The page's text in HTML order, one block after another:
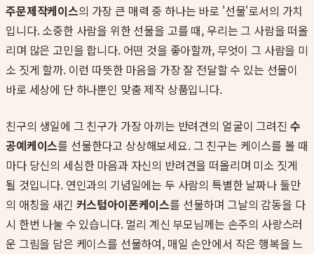
주문제작케이스의 가장 큰 매력 중 하나는 바로 '선물'로서의 가치
입니다. 소중한 사람을 위한 선물을 고를 때, 우리는 그 사람을 떠올
리며 많은 고민을 합니다. 어떤 것을 좋아할까, 무엇이 그 사람을 미
소 짓게 할까. 이런 따뜻한 마음을 가장 잘 전달할 수 있는 선물이
바로 세상에 단 하나뿐인 맞춤 제작 상품입니다.
친구의 생일에 그 친구가 가장 아끼는 반려견의 얼굴이 그려진 수
공예케이스를 선물한다고 상상해보세요. 그 친구는 케이스를 볼 때
마다 당신의 세심한 마음과 자신의 반려견을 떠올리며 미소 짓게
될 것입니다. 연인과의 기념일에는 두 사람의 특별한 날짜나 둘만
의 애칭을 새긴 커스텀아이폰케이스를 선물하며 그날의 감동을 다
시 한번 나눌 수 있습니다. 멀리 계신 부모님께는 손주의 사랑스러
운 그림을 담은 케이스를 선물하여, 매일 손안에서 작은 행복을 느